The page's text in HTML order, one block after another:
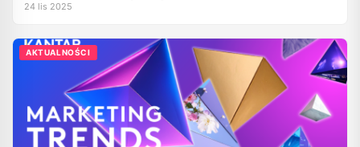
24 lis 2025
AKTUALNOŚCI